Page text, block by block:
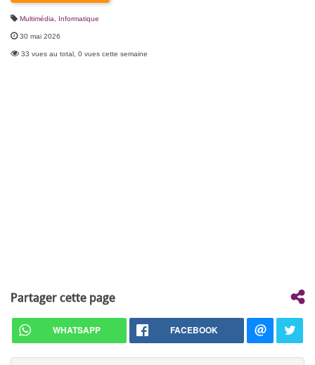
Multimédia Informatique
30 mai 2026
33 vues au total, 0 vues cette semaine
Partager cette page
WHATSAPP FACEBOOK